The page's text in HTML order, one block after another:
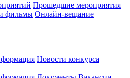
Прошедшие мероприятия
фильмы Онлайн-вещание
Новости конкурса